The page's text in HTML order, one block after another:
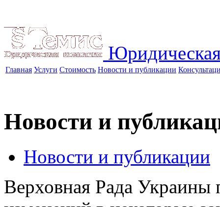
Главная Услуги Стоимость Новости и публикации
Новости и
Новости и публикации
Верховная Рада Украины